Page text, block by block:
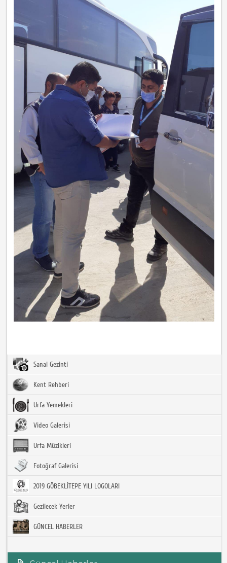
Sanal Gezinti
Kent Rehberi
Urfa Yemekleri
Video Galerisi
Urfa Müzikleri
Fotoğraf Galerisi
2019 GÖBEKLİTEPE YILI LOGOLARI
Gezilecek Yerler
GÜNCEL HABERLER